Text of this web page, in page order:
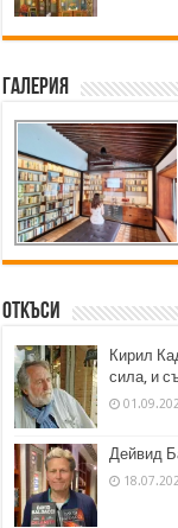
Галерия
Откъси
Кирил
сила, и
Дейвид